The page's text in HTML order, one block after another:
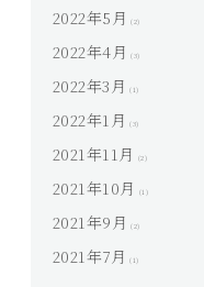
2022年5月 (2)
2022年4月 (3)
2022年3月 (1)
2022年1月 (3)
2021年11月 (2)
2021年10月 (1)
2021年9月 (2)
2021年7月 (1)